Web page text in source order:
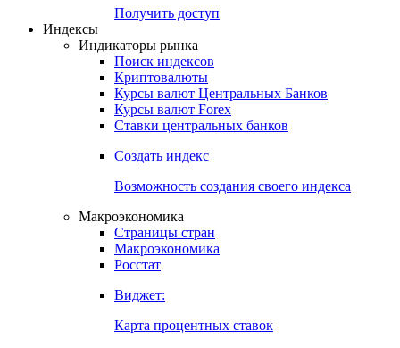
Получить доступ
Индексы
Индикаторы рынка
Поиск индексов
Криптовалюты
Курсы валют Центральных Банков
Курсы валют Forex
Ставки центральных банков
Создать индекс
Возможность создания своего индекса
Макроэкономика
Страницы стран
Макроэкономика
Росстат
Виджет:
Карта процентных ставок